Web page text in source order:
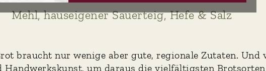
Mehl, hauseigener Sauerteig, Hefe & Salz
braucht nur wenige aber gute, regionale Zutaten. Und
Handwerkskunst, um daraus die vielfältigsten